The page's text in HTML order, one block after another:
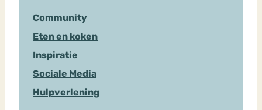
Community
Eten en koken
Inspiratie
Sociale Media
Hulpverlening